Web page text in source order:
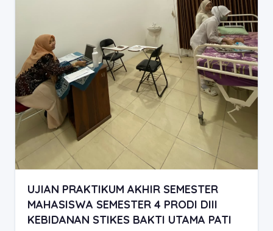
UJIAN PRAKTIKUM AKHIR SEMESTER
MAHASISWA SEMESTER 4 PRODI DIII
KEBIDANAN STIKES BAKTI UTAMA PATI